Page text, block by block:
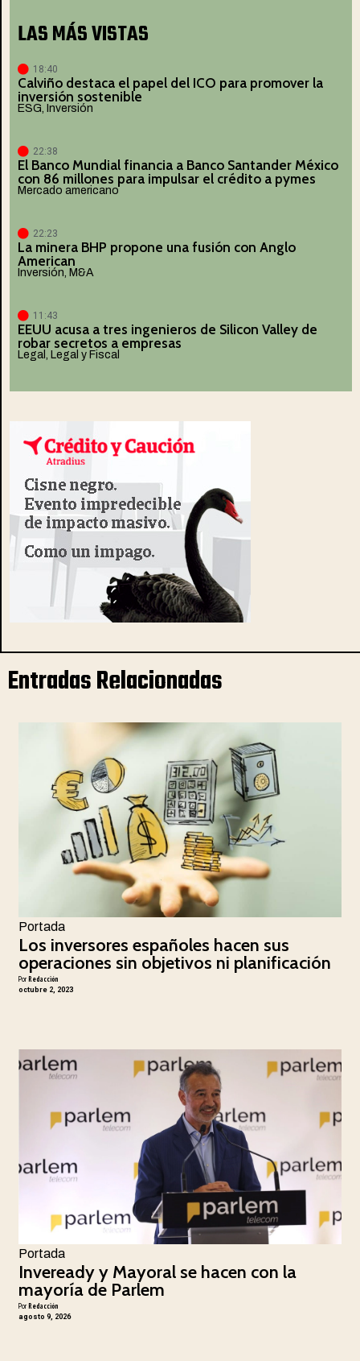
LAS MÁS VISTAS
18:40
Calviño destaca el papel del ICO para promover la
inversión sostenible
ESG, Inversión
22:38
El Banco Mundial financia a Banco Santander México
con 86 millones para impulsar el crédito a pymes
Mercado americano
22:23
La minera BHP propone una fusión con Anglo
American
Inversión, M&A
11:43
EEUU acusa a tres ingenieros de Silicon Valley de
robar secretos a empresas
Legal , Legal y Fiscal
Entradas Relacionadas
Portada
Los inversores españoles hacen sus
operaciones sin objetivos ni planificación
PorRedacción
octubre 2, 2023
Portada
Inveready y Mayoral se hacen con la
mayoría de Parlem
PorRedacción
agosto 9, 2026